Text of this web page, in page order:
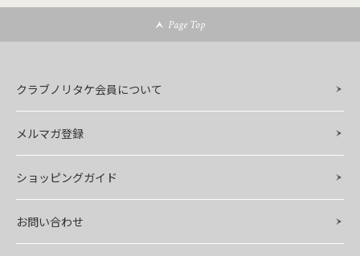
Page Top
クラブノリタケ会員について
メルマガ登録
ショッピングガイド
お問い合わせ